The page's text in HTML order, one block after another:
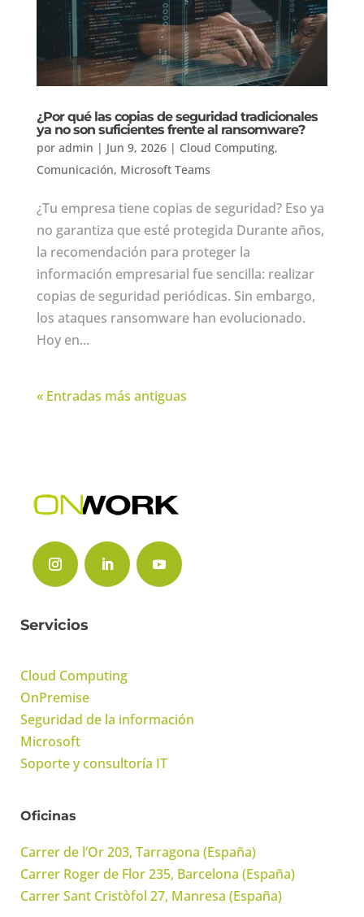
¿Por qué las copias de seguridad tradicionales
ya no son suficientes frente al ransomware?
por admin | Jun 9, 2026| Cloud Computing,
Comunicación, Microsoft Teams
¿Tu empresa tiene copias de seguridad? Eso ya
no garantiza que esté protegida Durante años,
la recomendación para proteger la
información empresarial fue sencilla: realizar
copias de seguridad periódicas. Sin embargo,
los ataques ransomware han evolucionado.
Hoy en...
« Entradas más antiguas
Servicios
Cloud Computing
OnPremise
Seguridad de la información
Microsoft
Soporte y consultoría IT
Oficinas
Carrer de l’Or 203, Tarragona (España)
Carrer Roger de Flor 235, Barcelona (España)
Carrer Sant Cristòfol 27, Manresa (España)